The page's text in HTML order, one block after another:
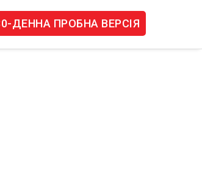
ДЕННА ПРОБНА ВЕРСІЯ